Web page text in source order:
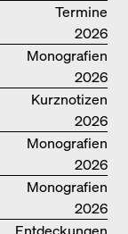
Termine
2026
Monografien
2026
Kurznotizen
2026
Monografien
2026
Monografien
2026